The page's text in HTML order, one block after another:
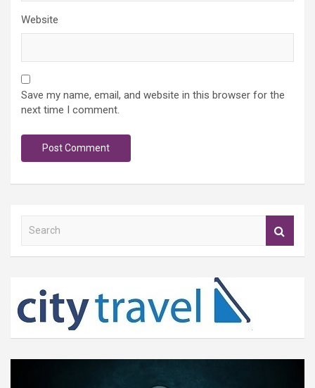
Website
Save my name, email, and website in this browser for the
next time I comment.
h